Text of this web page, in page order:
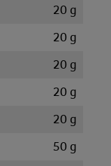
20 g
20 g
20 g
20 g
20 g
50 g